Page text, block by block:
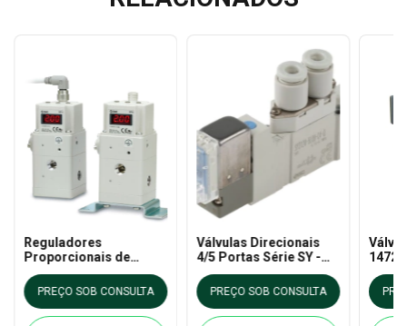
Reguladores
Proporcionais de
Pressão - Série ITV -
SMCPREÇO SOB CONSULTA
Válvulas Direcionais
4/5 Portas Série SY -
SMC
PREÇO SOB CONSULTA
1/2"